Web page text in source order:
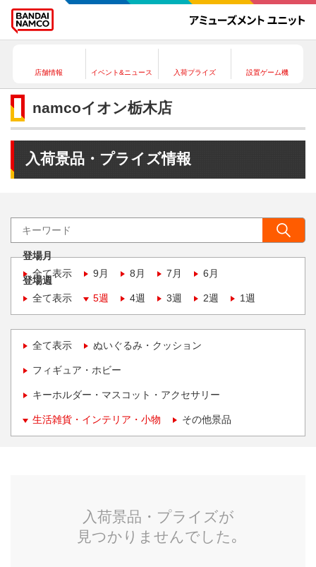
店舗情報 イベント&ニュース 入荷プライズ 設置ゲーム機
namcoイオン栃木店
入荷景品・プライズ情報
登場月
全て表示
9月 8月 7月 6月
登場週
全て表示
5週 4週 3週 2週 1週
全て表示 ぬいぐるみ・クッション
フィギュア・ホビー
キーホルダー・マスコット・アクセサリー
生活雑貨・インテリア・小物 その他景品